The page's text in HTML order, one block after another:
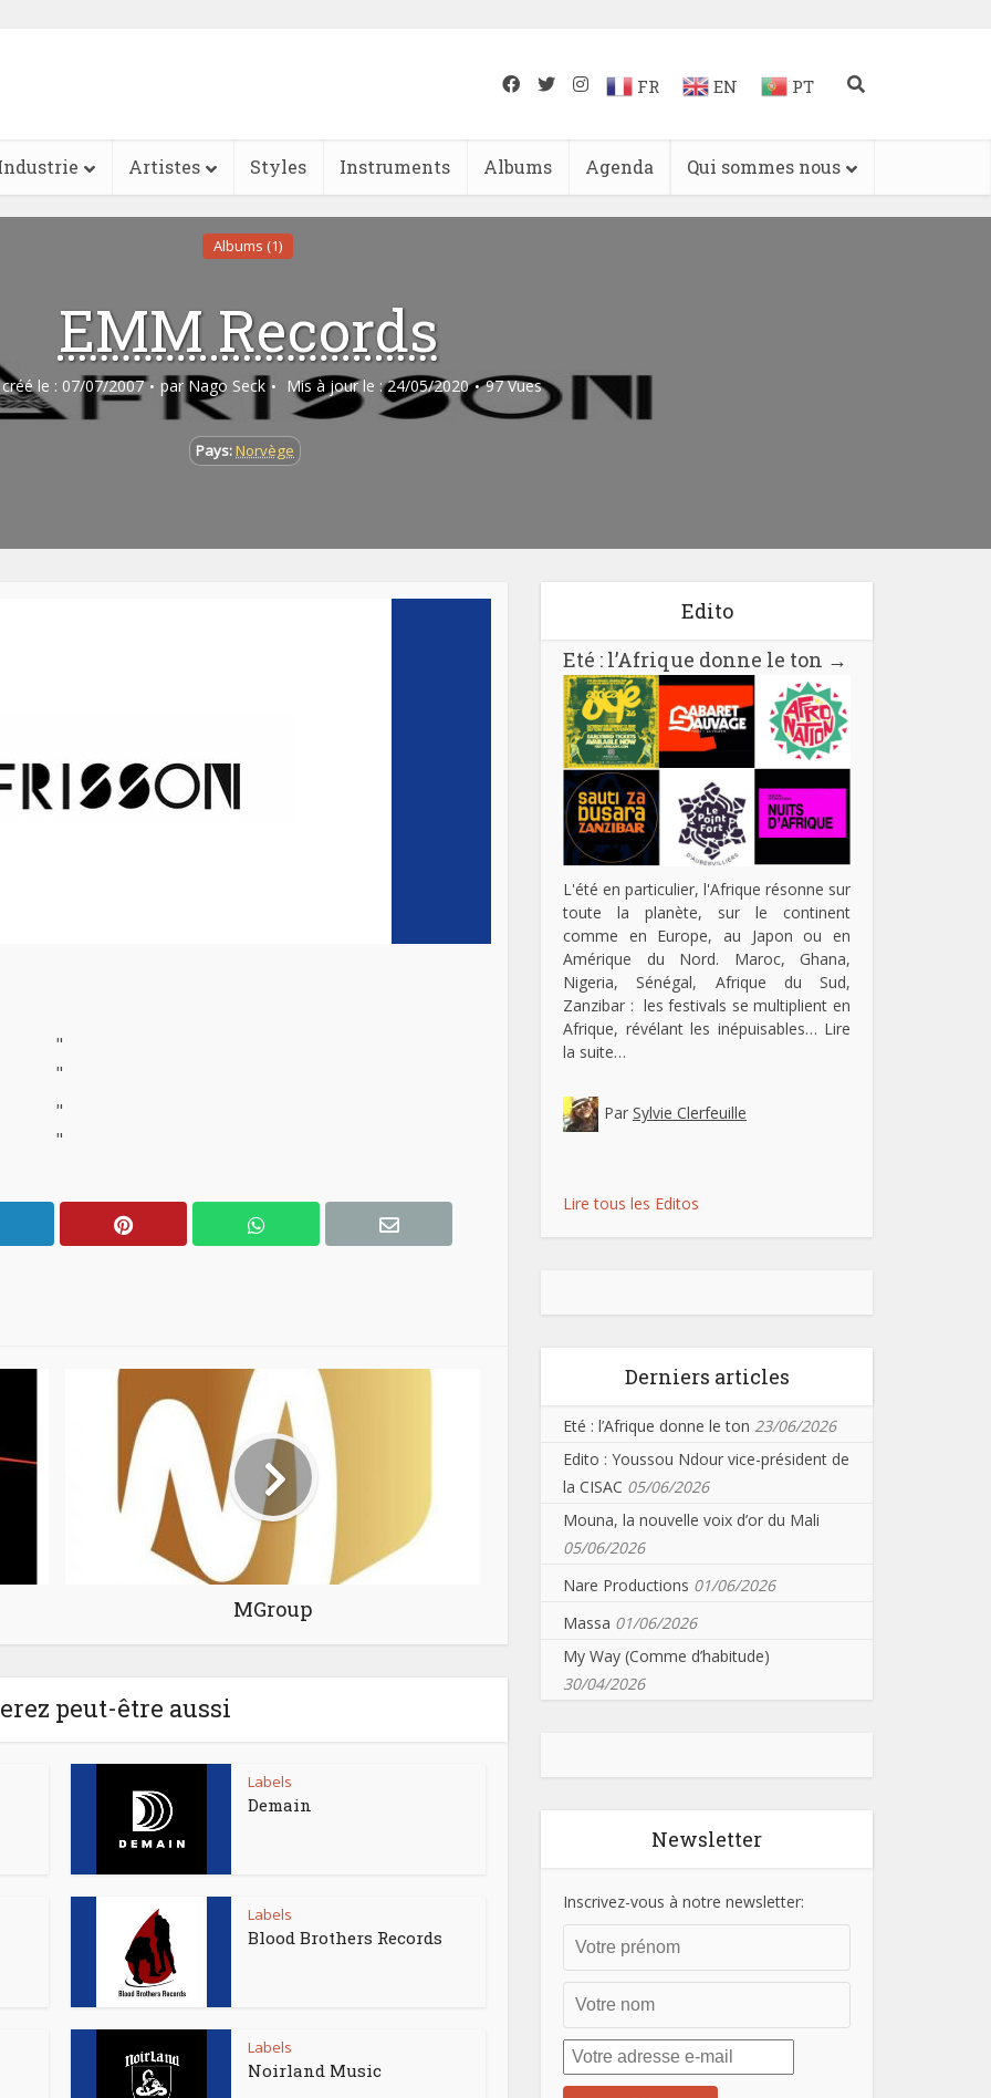
FR EN PT
Artistes Styles Instruments Albums Agenda Qui sommes nous
Albums (1)
EMM Records
le : 07/07/2007 par Nago Seck Mis à jour le : 24/05/2020 97 Vues
Pays: Norvège
"
"
"
"
MGroup
peut-être aussi
Labels
Demain
Labels
Blood Brothers Records
Labels
Noirland Music
Edito
Eté : l’Afrique donne le ton →
L'été en particulier, l'Afrique résonne sur
toute la planète, sur le continent
comme en Europe, au Japon ou en
Amérique du Nord. Maroc, Ghana,
Nigeria, Sénégal, Afrique du Sud,
Zanzibar : les festivals se multiplient en
Afrique, révélant les inépuisables… Lire
la suite…
Par Sylvie Clerfeuille
Lire tous les Editos
Derniers articles
Eté : l’Afrique donne le ton 23/06/2026
Edito : Youssou Ndour vice-président de
la CISAC 05/06/2026
Mouna, la nouvelle voix d’or du Mali
05/06/2026
Nare Productions 01/06/2026
Massa 01/06/2026
My Way (Comme d’habitude)
30/04/2026
Newsletter
Inscrivez-vous à notre newsletter: